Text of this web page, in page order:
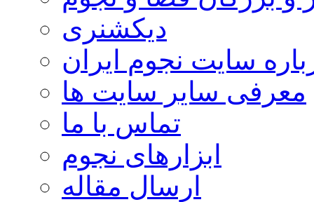
دیکشنری
سایت نجوم ایران
معرفی سایر سایت ها
تماس با ما
ابزارهای نجوم
ارسال مقاله